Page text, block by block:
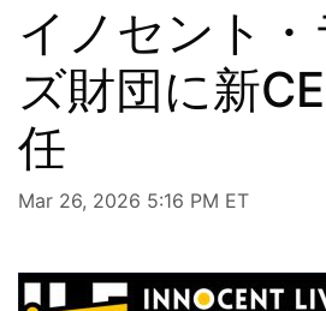
イノセント
ズ財団に新
任
Mar 26, 2026 5:16 PM ET